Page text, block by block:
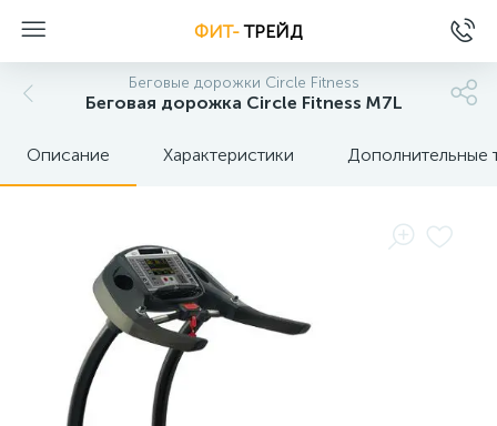
ФИТ-ТРЕЙД
Беговые дорожки Circle Fitness
Беговая дорожка Circle Fitness M7L
Описание Характеристики Дополнительные